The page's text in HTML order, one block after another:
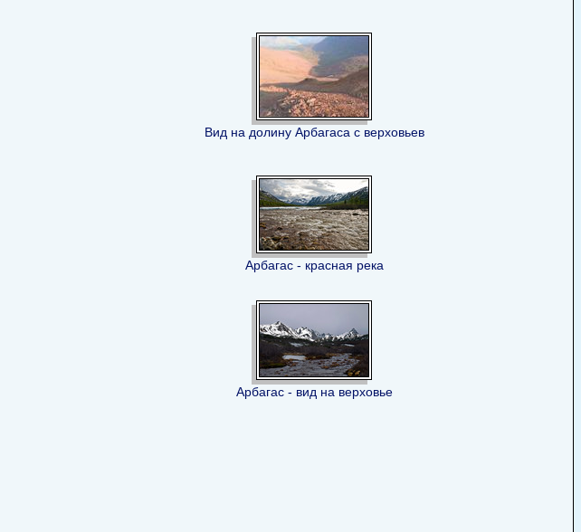
Вид на долину Арбагаса с верховьев
Арбагас - красная река
Арбагас - вид на верховье